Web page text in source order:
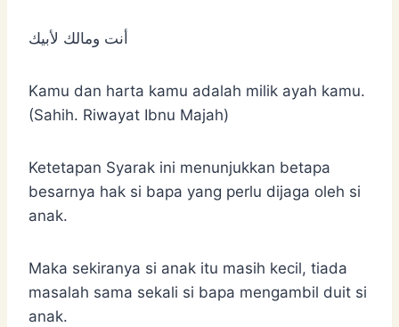
أنت ومالك لأبيك
Kamu dan harta kamu adalah milik ayah kamu.
(Sahih. Riwayat Ibnu Majah)
Ketetapan Syarak ini menunjukkan betapa
besarnya hak si bapa yang perlu dijaga oleh si
anak.
Maka sekiranya si anak itu masih kecil, tiada
masalah sama sekali si bapa mengambil duit si
anak.